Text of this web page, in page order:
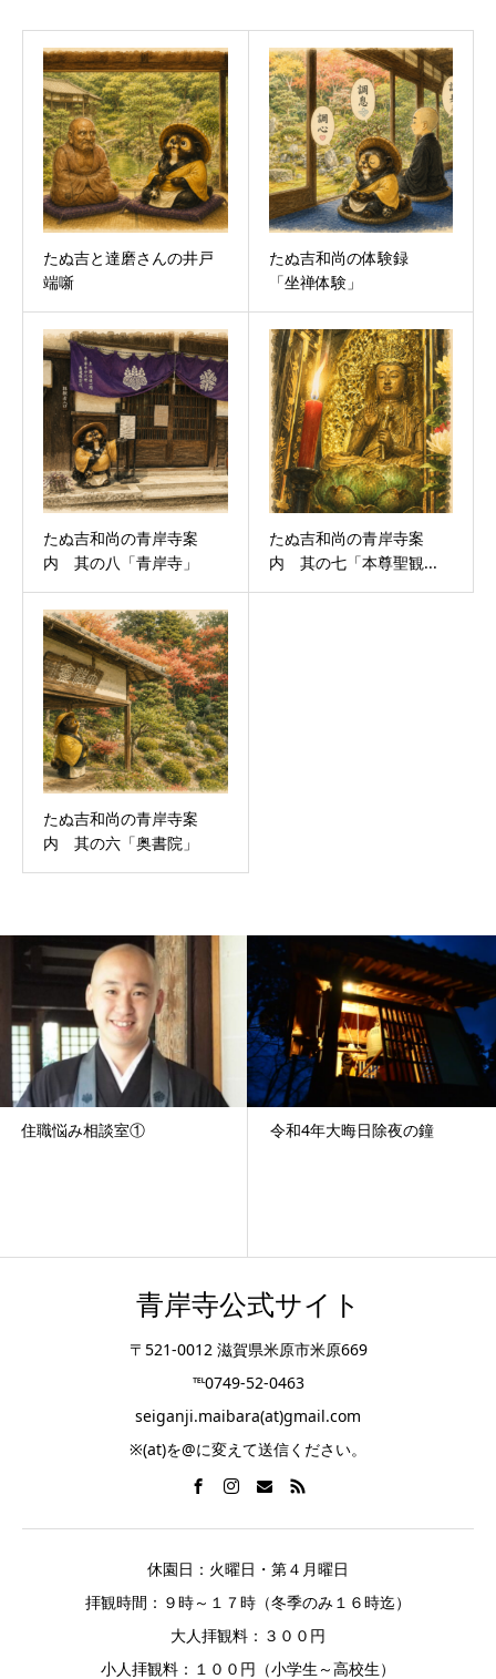
たぬ吉と達磨さんの井戸
端噺
たぬ吉和尚の体験録
「坐禅体験」
たぬ吉和尚の青岸寺案
内 其の八「青岸寺」
たぬ吉和尚の青岸寺案
内 其の七「本尊聖観...
たぬ吉和尚の青岸寺案
内 其の六「奥書院」
住職悩み相談室① 令和4年大晦日除夜の鐘
青岸寺公式サイト
〒521-0012 滋賀県米原市米原669
℡0749-52-0463
seiganji.maibara(at)gmail.com
※(at)を@に変えて送信ください。
休園日：火曜日・第４月曜日
拝観時間：９時～１７時（冬季のみ１６時迄）
大人拝観料：３００円
小人拝観料：１００円（小学生～高校生）